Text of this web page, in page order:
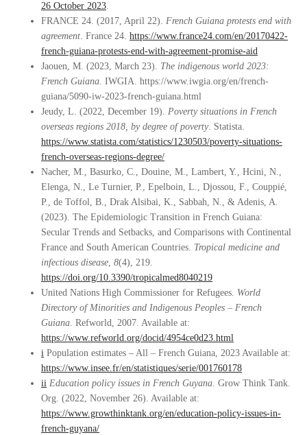
26 October 2023.
FRANCE 24. (2017, April 22). French Guiana protests end with
agreement. France 24. https://www.france24.com/en/20170422-
french-guiana-protests-end-with-agreement-promise-aid
Jaouen, M. (2023, March 23). The indigenous world 2023:
French Guiana. IWGIA. https://www.iwgia.org/en/french-
guiana/5090-iw-2023-french-guiana.html
Jeudy, L. (2022, December 19). Poverty situations in French
overseas regions 2018, by degree of poverty. Statista.
https://www.statista.com/statistics/1230503/poverty-situations-
french-overseas-regions-degree/
Nacher, M., Basurko, C., Douine, M., Lambert, Y., Hcini, N.,
Elenga, N., Le Turnier, P., Epelboin, L., Djossou, F., Couppié,
P., de Toffol, B., Drak Alsibai, K., Sabbah, N., & Adenis, A.
(2023). The Epidemiologic Transition in French Guiana:
Secular Trends and Setbacks, and Comparisons with Continental
France and South American Countries. Tropical medicine and
infectious disease, 8(4), 219.
https://doi.org/10.3390/tropicalmed8040219
United Nations High Commissioner for Refugees. World
Directory of Minorities and Indigenous Peoples – French
Guiana. Refworld, 2007. Available at:
https://www.refworld.org/docid/4954ce0d23.html
i Population estimates – All – French Guiana, 2023 Available at:
https://www.insee.fr/en/statistiques/serie/001760178
ii Education policy issues in French Guyana. Grow Think Tank.
Org. (2022, November 26). Available at:
https://www.growthinktank.org/en/education-policy-issues-in-
french-guyana/